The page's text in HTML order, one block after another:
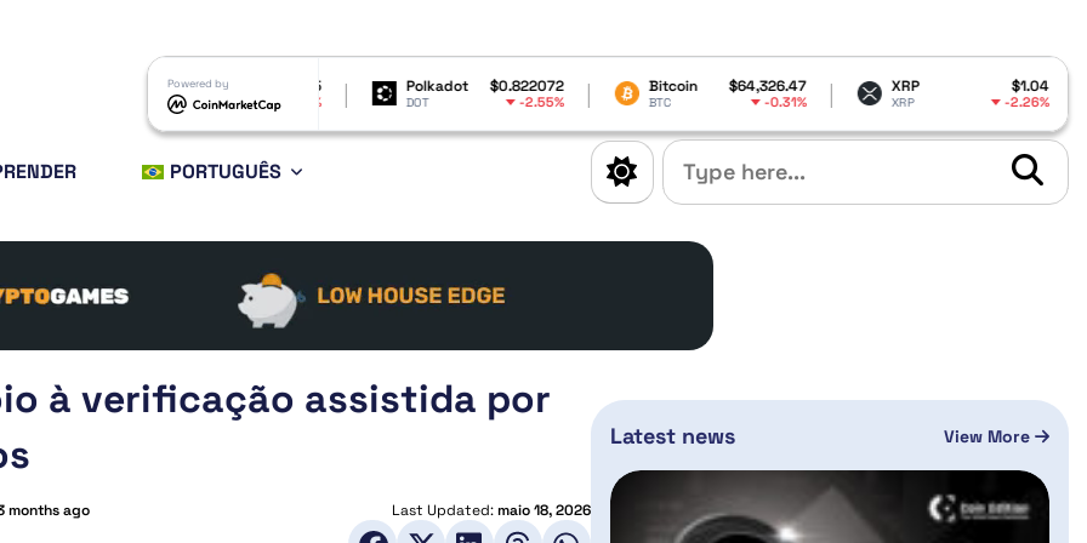
Powered by
$0.000005
-4.92%
Polkadot $0.822072
DOT -2.55%
Bitcoin $64,326.47
BTC -0.31%
XRP $1.04
XRP -2.26%
Dogecoin
DOGE
PORTUGUÊS
à verificação assistida por
months ago Last Updated:maio 18, 2026
Latest news View More